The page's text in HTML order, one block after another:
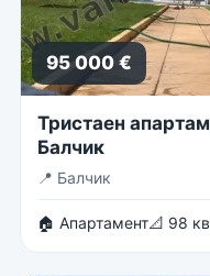
95 000 €
Тристаен
Балчик
📍 Балчик
🏠 Апартамент📐 98